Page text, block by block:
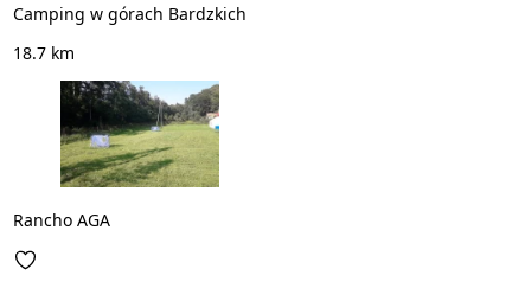
Camping w górach Bardzkich
18.7 km
Rancho AGA